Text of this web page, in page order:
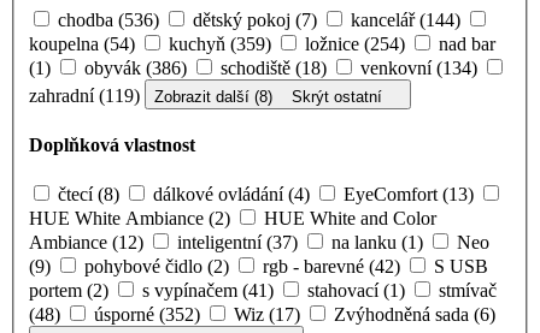
chodba (536) dětský pokoj (7)
kancelář (144)
koupelna (54)
kuchyň (359) ložnice (254)
nad bar
(1)
obyvák (386) schodiště (18)
venkovní (134)
zahradní (119)
Zobrazit další (8) Skrýt ostatní
Doplňková vlastnost
čtecí (8) dálkové ovládání (4)
EyeComfort (13)
HUE White Ambiance (2)
HUE White and Color
Ambiance (12)
inteligentní (37) na lanku (1)
Neo
(9)
pohybové čidlo (2) rgb - barevné (42)
S USB
portem (2)
s vypínačem (41) stahovací (1)
stmívač
(48)
úsporné (352) Wiz (17) Zvýhodněná sada (6)